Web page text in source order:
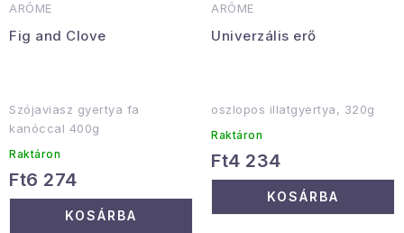
ARÔME
Fig and Clove
Szójaviasz gyertya fa
kanóccal 400g
Raktáron
Ft6 274
KOSÁRBA
ARÔME
Univerzális erő
oszlopos illatgyertya, 320g
Raktáron
Ft4 234
KOSÁRBA